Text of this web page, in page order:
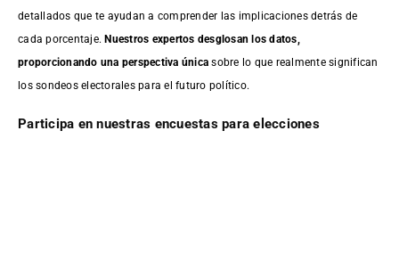
detallados que te ayudan a comprender las implicaciones detrás de
cada porcentaje.Nuestros expertos desglosan los datos,
proporcionando una perspectiva única sobre lo que realmente significan
los sondeos electorales para el futuro político.
Participa en nuestras encuestas para elecciones